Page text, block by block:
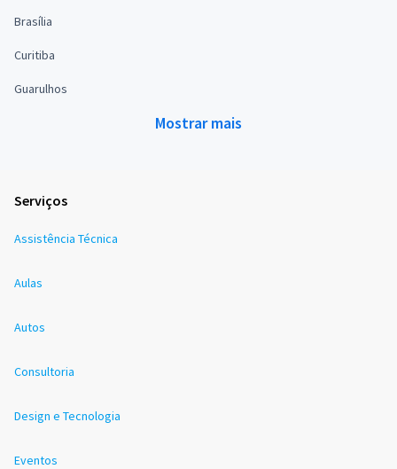
Brasília
Curitiba
Guarulhos
Mostrar mais
Serviços
Assistência Técnica
Aulas
Autos
Consultoria
Design e Tecnologia
Eventos